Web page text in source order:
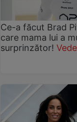
Ce-a făcut Brad
care mama lui a
surprinzător!